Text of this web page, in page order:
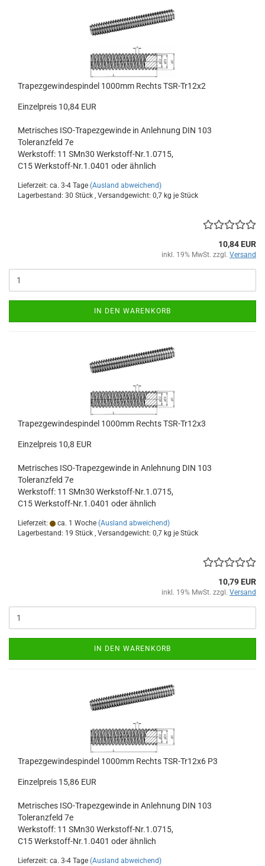
Trapezgewindespindel 1000mm Rechts TSR-Tr12x2
Einzelpreis 10,84 EUR
Metrisches ISO-Trapezgewinde in Anlehnung DIN 103
Toleranzfeld 7e
Werkstoff: 11 SMn30 Werkstoff-Nr.1.0715,
C15 Werkstoff-Nr.1.0401 oder ähnlich
Lieferzeit: ca. 3-4 Tage (Ausland abweichend)
Lagerbestand: 30 Stück , Versandgewicht: 0,7 kg je Stück
10,84 EUR
inkl. 19% MwSt. zzgl. Versand
IN DEN WARENKORB
Trapezgewindespindel 1000mm Rechts TSR-Tr12x3
Einzelpreis 10,8 EUR
Metrisches ISO-Trapezgewinde in Anlehnung DIN 103
Toleranzfeld 7e
Werkstoff: 11 SMn30 Werkstoff-Nr.1.0715,
C15 Werkstoff-Nr.1.0401 oder ähnlich
Lieferzeit: ca. 1 Woche (Ausland abweichend)
Lagerbestand: 19 Stück , Versandgewicht: 0,7 kg je Stück
10,79 EUR
inkl. 19% MwSt. zzgl. Versand
IN DEN WARENKORB
Trapezgewindespindel 1000mm Rechts TSR-Tr12x6 P3
Einzelpreis 15,86 EUR
Metrisches ISO-Trapezgewinde in Anlehnung DIN 103
Toleranzfeld 7e
Werkstoff: 11 SMn30 Werkstoff-Nr.1.0715,
C15 Werkstoff-Nr.1.0401 oder ähnlich
Lieferzeit: ca. 3-4 Tage (Ausland abweichend)